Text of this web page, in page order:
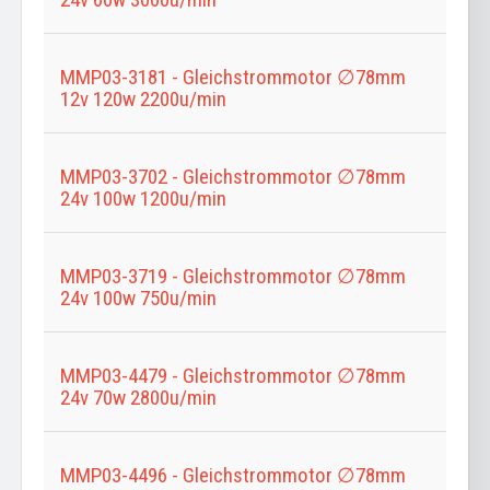
MMP03-3181 - Gleichstrommotor ∅78mm
12v 120w 2200u/min
MMP03-3702 - Gleichstrommotor ∅78mm
24v 100w 1200u/min
MMP03-3719 - Gleichstrommotor ∅78mm
24v 100w 750u/min
MMP03-4479 - Gleichstrommotor ∅78mm
24v 70w 2800u/min
MMP03-4496 - Gleichstrommotor ∅78mm